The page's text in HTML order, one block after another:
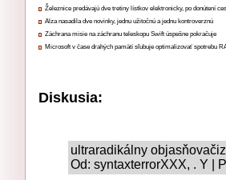
Železnice predávajú dve tretiny lístkov elektronicky, po donútení
Alza nasadila dve novinky, jednu užitočnú a jednu kontroverznú
Záchrana misie na záchranu teleskopu Swift úspešne pokračuje
Microsoft v čase drahých pamätí sľubuje optimalizovať spotrebu
Diskusia:
ultraradikálny
Od: syntaxterrorXXX, . Y |